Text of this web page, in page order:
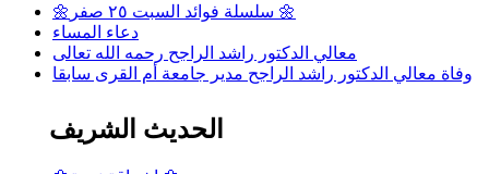
🌼سلسلة فوائد السبت ٢٥ صفر 🌼
دعاء المساء
معالي الدكتور راشد الراجح رحمه الله تعالى
وفاة معالي الدكتور راشد الراجح مدير جامعة أم القرى سابقا
الحديث الشريف